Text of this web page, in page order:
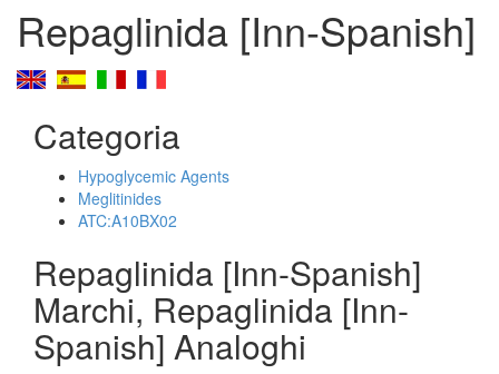
Repaglinida [Inn-Spanish]
Categoria
Hypoglycemic Agents
Meglitinides
ATC:A10BX02
Repaglinida [Inn-Spanish]
Marchi, Repaglinida [Inn-
Spanish] Analoghi